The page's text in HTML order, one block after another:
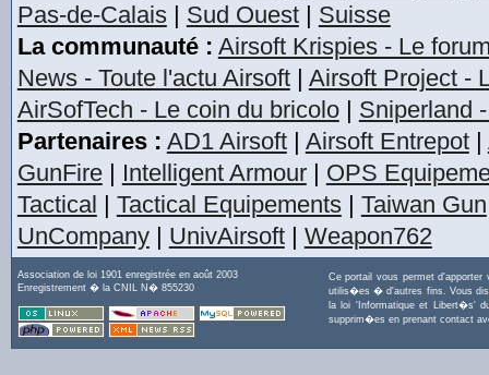
Pas-de-Calais| Sud Ouest| Suisse
La communauté : Airsoft Krispies - Le
News - Toute l'actu Airsoft| Airsoft Project -
AirSofTech - Le coin du bricolo| Sniperland
Partenaires : AD1 Airsoft| Airsoft Entrepot|
GunFire| Intelligent Armour| OPS
Tactical | Tactical Equipements| Taiwan Gun
UnCompany| UnivAirsoft| Weapon762
Association de loi 1901 enregistrée en août 2003
Enregistrement � la CNIL N� 855230
Ce portail vous permet
utilis�es � d'autres fins. Vous
la loi 'Informatique et Libert�s'
supprim�es en prenant contact